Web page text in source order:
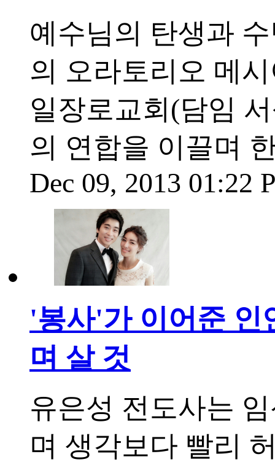
예수님의 탄생과
의 오라토리오 메
일장로교회(담임
의 연합을 이끌며
Dec 09, 2013 01:22
'봉사'가 이어준 인
며 살 것
유은성 전도사는
며 생각보다 빨리